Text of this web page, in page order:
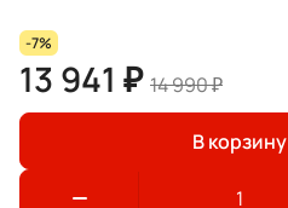
-7%
13 941 ₽ 14 990 ₽
В корзину